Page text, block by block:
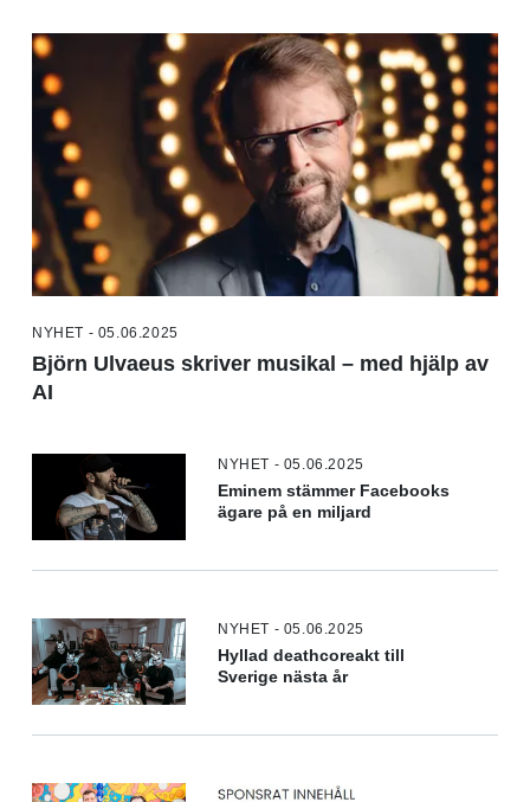
NYHET - 05.06.2025
Björn Ulvaeus skriver musikal – med hjälp av
AI
NYHET - 05.06.2025
Eminem stämmer Facebooks
ägare på en miljard
NYHET - 05.06.2025
Hyllad deathcoreakt till
Sverige nästa år